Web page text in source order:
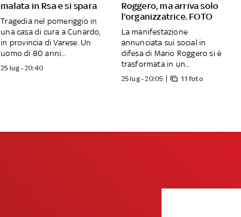
malata in Rsa e si spara
Tragedia nel pomeriggio in
una casa di cura a Cunardo,
in provincia di Varese. Un
uomo di 80 anni...
25 lug - 20:40
Roggero, ma arriva solo
l'organizzatrice. FOTO
La manifestazione
annunciata sui social in
difesa di Mario Roggero si è
trasformata in un...
25 lug - 20:05 11 foto